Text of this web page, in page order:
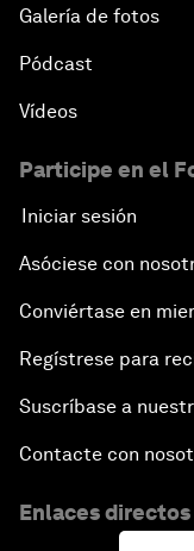
Galería de fotos
Pódcast
Vídeos
Participe en el
Iniciar sesión
Asóciese con
Conviértase en
Regístrese para
Suscríbase a
Contacte con
Enlaces directos